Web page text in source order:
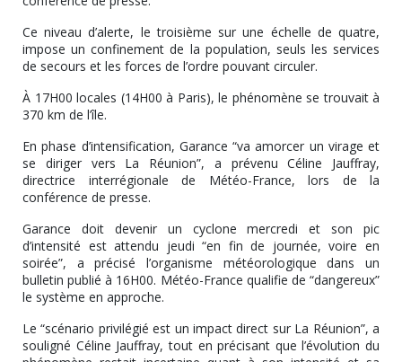
Ce niveau d’alerte, le troisième sur une échelle de quatre,
impose un confinement de la population, seuls les services
de secours et les forces de l’ordre pouvant circuler.
À 17H00 locales (14H00 à Paris), le phénomène se trouvait à
370 km de l’île.
En phase d’intensification, Garance “va amorcer un virage et
se diriger vers La Réunion”, a prévenu Céline Jauffray,
directrice interrégionale de Météo-France, lors de la
conférence de presse.
Garance doit devenir un cyclone mercredi et son pic
d’intensité est attendu jeudi “en fin de journée, voire en
soirée”, a précisé l’organisme météorologique dans un
bulletin publié à 16H00. Météo-France qualifie de “dangereux”
le système en approche.
Le “scénario privilégié est un impact direct sur La Réunion”, a
souligné Céline Jauffray, tout en précisant que l’évolution du